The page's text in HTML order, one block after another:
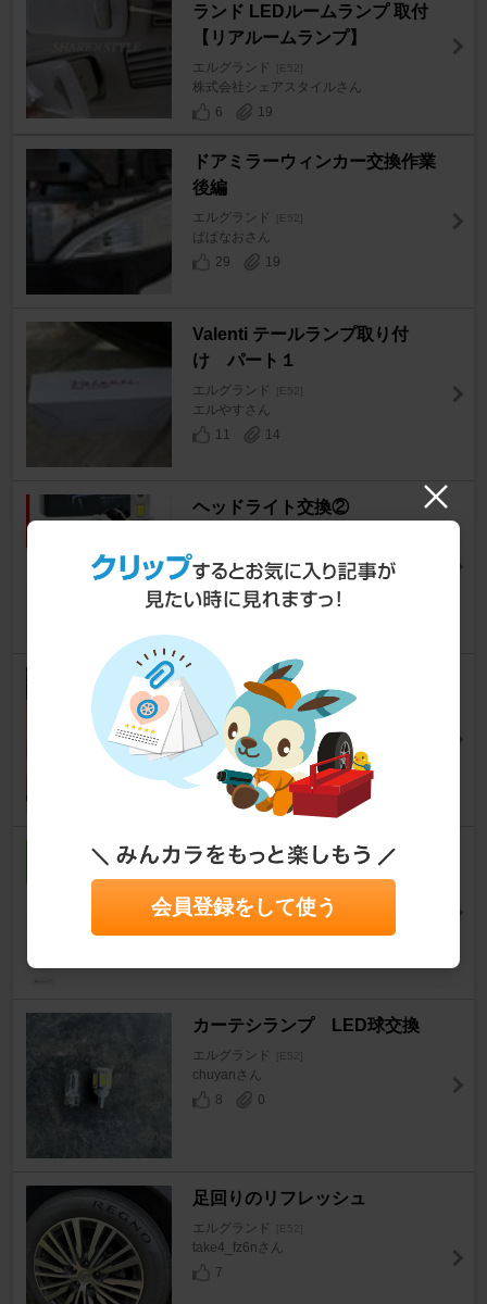
ランド LEDルームランプ 取付
【リアルームランプ】
エルグランド [E52]
株式会社シェアスタイルさん
6
19
ドアミラーウィンカー交換作業
後編
エルグランド [E52]
ぱぱなおさん
29
19
Valenti テールランプ取り付
け パート１
エルグランド [E52]
エルやすさん
11
14
ヘッドライト交換②
ゆうのすけ号さん
9
1
日産純正OPリングイルミフォ
グ取付②
エルグランド [E52]
きゅんちゃん♪さん
12
0
アッパーテール購入
エルグランド [E52]
ゆうのすけ号さん
カーテシランプ LED球交換
エルグランド [E52]
chuyanさん
8
0
足回りのリフレッシュ
エルグランド [E52]
take4_fz6nさん
7
会員登録をして使う